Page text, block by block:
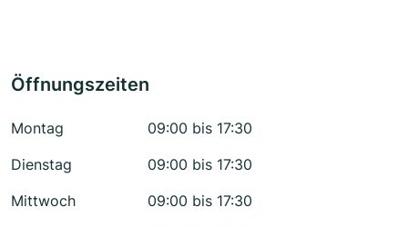
Öffnungszeiten
Montag
09:00 bis 17:30
Dienstag
09:00 bis 17:30
Mittwoch
09:00 bis 17:30